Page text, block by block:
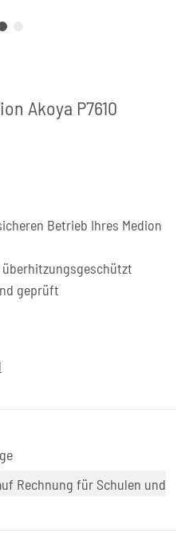
Akoya P7610
Betrieb Ihres Medion
geprüft
Rechnung für Schulen und